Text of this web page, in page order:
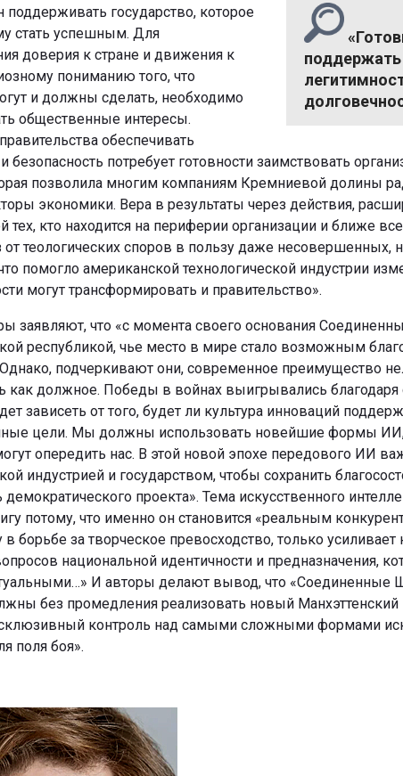
поддержать
поддерживать государство, которое
стать успешным. Для
доверия к стране и движения к
пониманию того, что
и должны сделать, необходимо
общественные интересы.
обеспечивать
безопасность потребует готовности заимствовать
позволила многим компаниям Кремниевой долины
экономики. Вера в результаты через действия,
тех, кто находится на периферии организации и ближе
от теологических споров в пользу даже несовершенных,
помогло американской технологической индустрии
могут трансформировать и правительство».
заявляют, что «с момента своего основания
республикой, чье место в мире стало возможным
подчеркивают они, современное преимущество
как должное. Победы в войнах выигрывались благодаря
зависеть от того, будет ли культура инноваций
цели. Мы должны использовать новейшие формы
опередить нас. В этой новой эпохе передового ИИ
индустрией и государством, чтобы сохранить
демократического проекта». Тема искусственного
потому, что именно он становится «реальным
в борьбе за творческое превосходство, только усиливает
национальной идентичности и предназначения,
И авторы делают вывод, что «Соединенные
без промедления реализовать новый Манхэттенский
контроль над самыми сложными формами
поля боя».